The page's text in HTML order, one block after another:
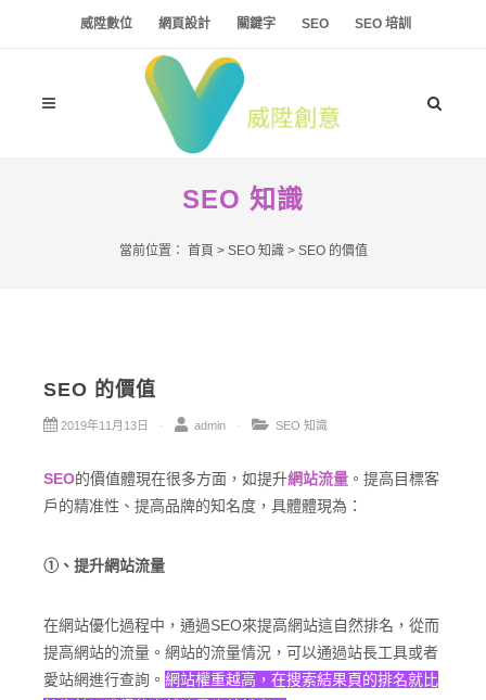
威陞數位 網頁設計 關鍵字 SEO SEO 培訓
SEO 知識
當前位置： 首頁 > SEO 知識> SEO 的價值
SEO 的價值
2019年11月13日 admin SEO 知識
SEO的價值體現在很多方面，如提升網站流量 。提高目標客
戶的精准性、提高品牌的知名度，具體體現為：
①、提升網站流量
在網站優化過程中，通過SEO來提高網站這自然排名，從而
提高網站的流量。網站的流量情況，可以通過站長工具或者
愛站網進行查詢。 網站權重越高，在搜索結果頁的排名就比